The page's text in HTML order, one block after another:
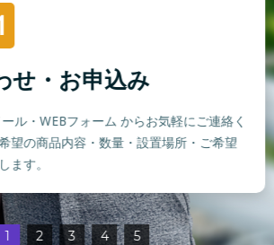
せ・お申込み
ル・WEBフォーム からお気軽にご連絡く
望の商品内容・数量・設置場所・ご希望
ます。
1 2 3 4 5